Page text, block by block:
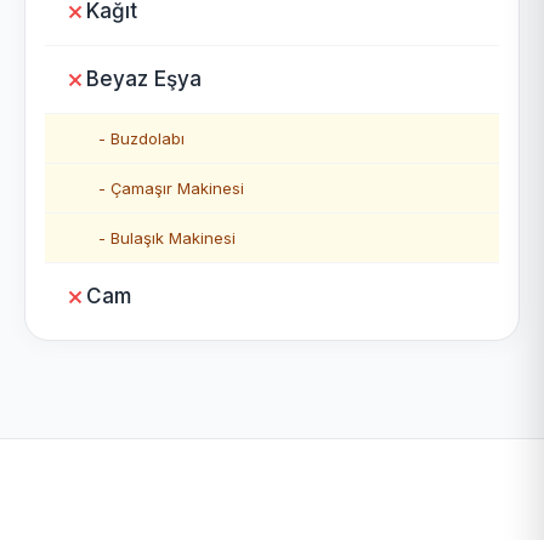
Kağıt
Beyaz Eşya
- Buzdolabı
- Çamaşır Makinesi
- Bulaşık Makinesi
Cam